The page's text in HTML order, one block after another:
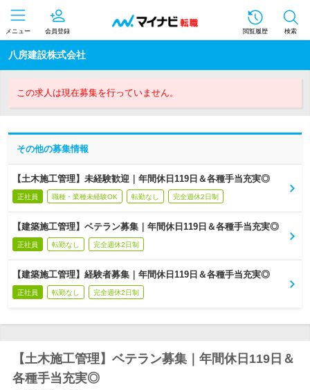
メニュー 会員登録 閲覧履歴 検索
八房建設株式会社
この求人は現在募集を行っていません。
その他の募集情報
【土木施工管理】未経験歓迎｜年間休日119日＆各種手当充実◎
正社員 職種・業種未経験OK 転勤なし 完全週休2日制
【建築施工管理】ベテラン募集｜年間休日119日＆各種手当充実◎
正社員 転勤なし 完全週休2日制
【建築施工管理】経験者募集｜年間休日119日＆各種手当充実◎
正社員 転勤なし 完全週休2日制
【土木施工管理】ベテラン募集｜年間休日119日＆
各種手当充実◎